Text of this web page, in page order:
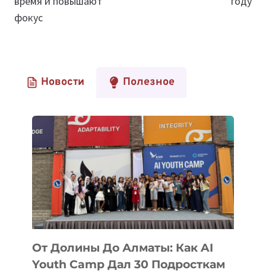
фокус
Новости Полезное
От Долины До Алматы: Как AI
Youth Camp Дал 30 Подросткам